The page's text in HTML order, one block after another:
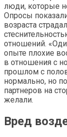
люди, которые
Опросы
возраста
отношений.
опыте плохие
в отношения с
прошлом с
нормально, но
партнеров на
желали.
Вред